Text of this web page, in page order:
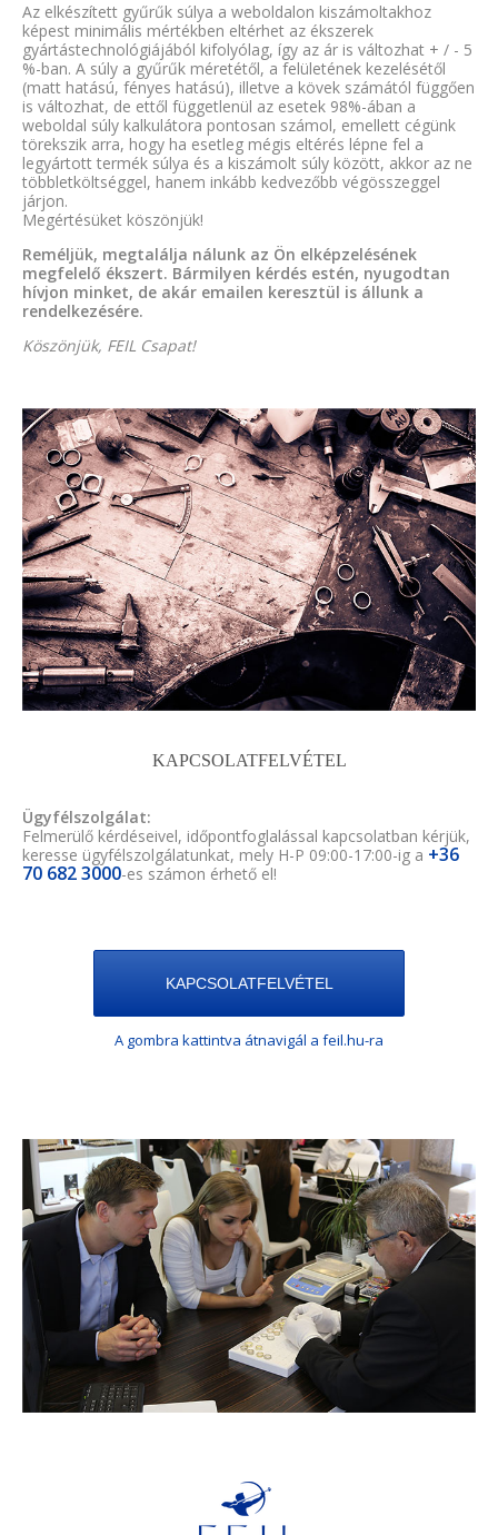
Az elkészített gyűrűk súlya a weboldalon kiszámoltakhoz
képest minimális mértékben eltérhet az ékszerek
gyártástechnológiájából kifolyólag, így az ár is változhat + / - 5
%-ban. A súly a gyűrűk méretétől, a felületének kezelésétől
(matt hatású, fényes hatású), illetve a kövek számától függően
is változhat, de ettől függetlenül az esetek 98%-ában a
weboldal súly kalkulátora pontosan számol, emellett cégünk
törekszik arra, hogy ha esetleg mégis eltérés lépne fel a
legyártott termék súlya és a kiszámolt súly között, akkor az ne
többletköltséggel, hanem inkább kedvezőbb végösszeggel
járjon.
Megértésüket köszönjük!
Reméljük, megtalálja nálunk az Ön elképzelésének
megfelelő ékszert. Bármilyen kérdés estén, nyugodtan
hívjon minket, de akár emailen keresztül is állunk a
rendelkezésére.
Köszönjük, FEIL Csapat!
KAPCSOLATFELVÉTEL
Ügyfélszolgálat:
Felmerülő kérdéseivel, időpontfoglalással kapcsolatban kérjük,
keresse ügyfélszolgálatunkat, mely H-P 09:00-17:00-ig a +36
70 682 3000-es számon érhető el!
KAPCSOLATFELVÉTEL
A gombra kattintva átnavigál a feil.hu-ra